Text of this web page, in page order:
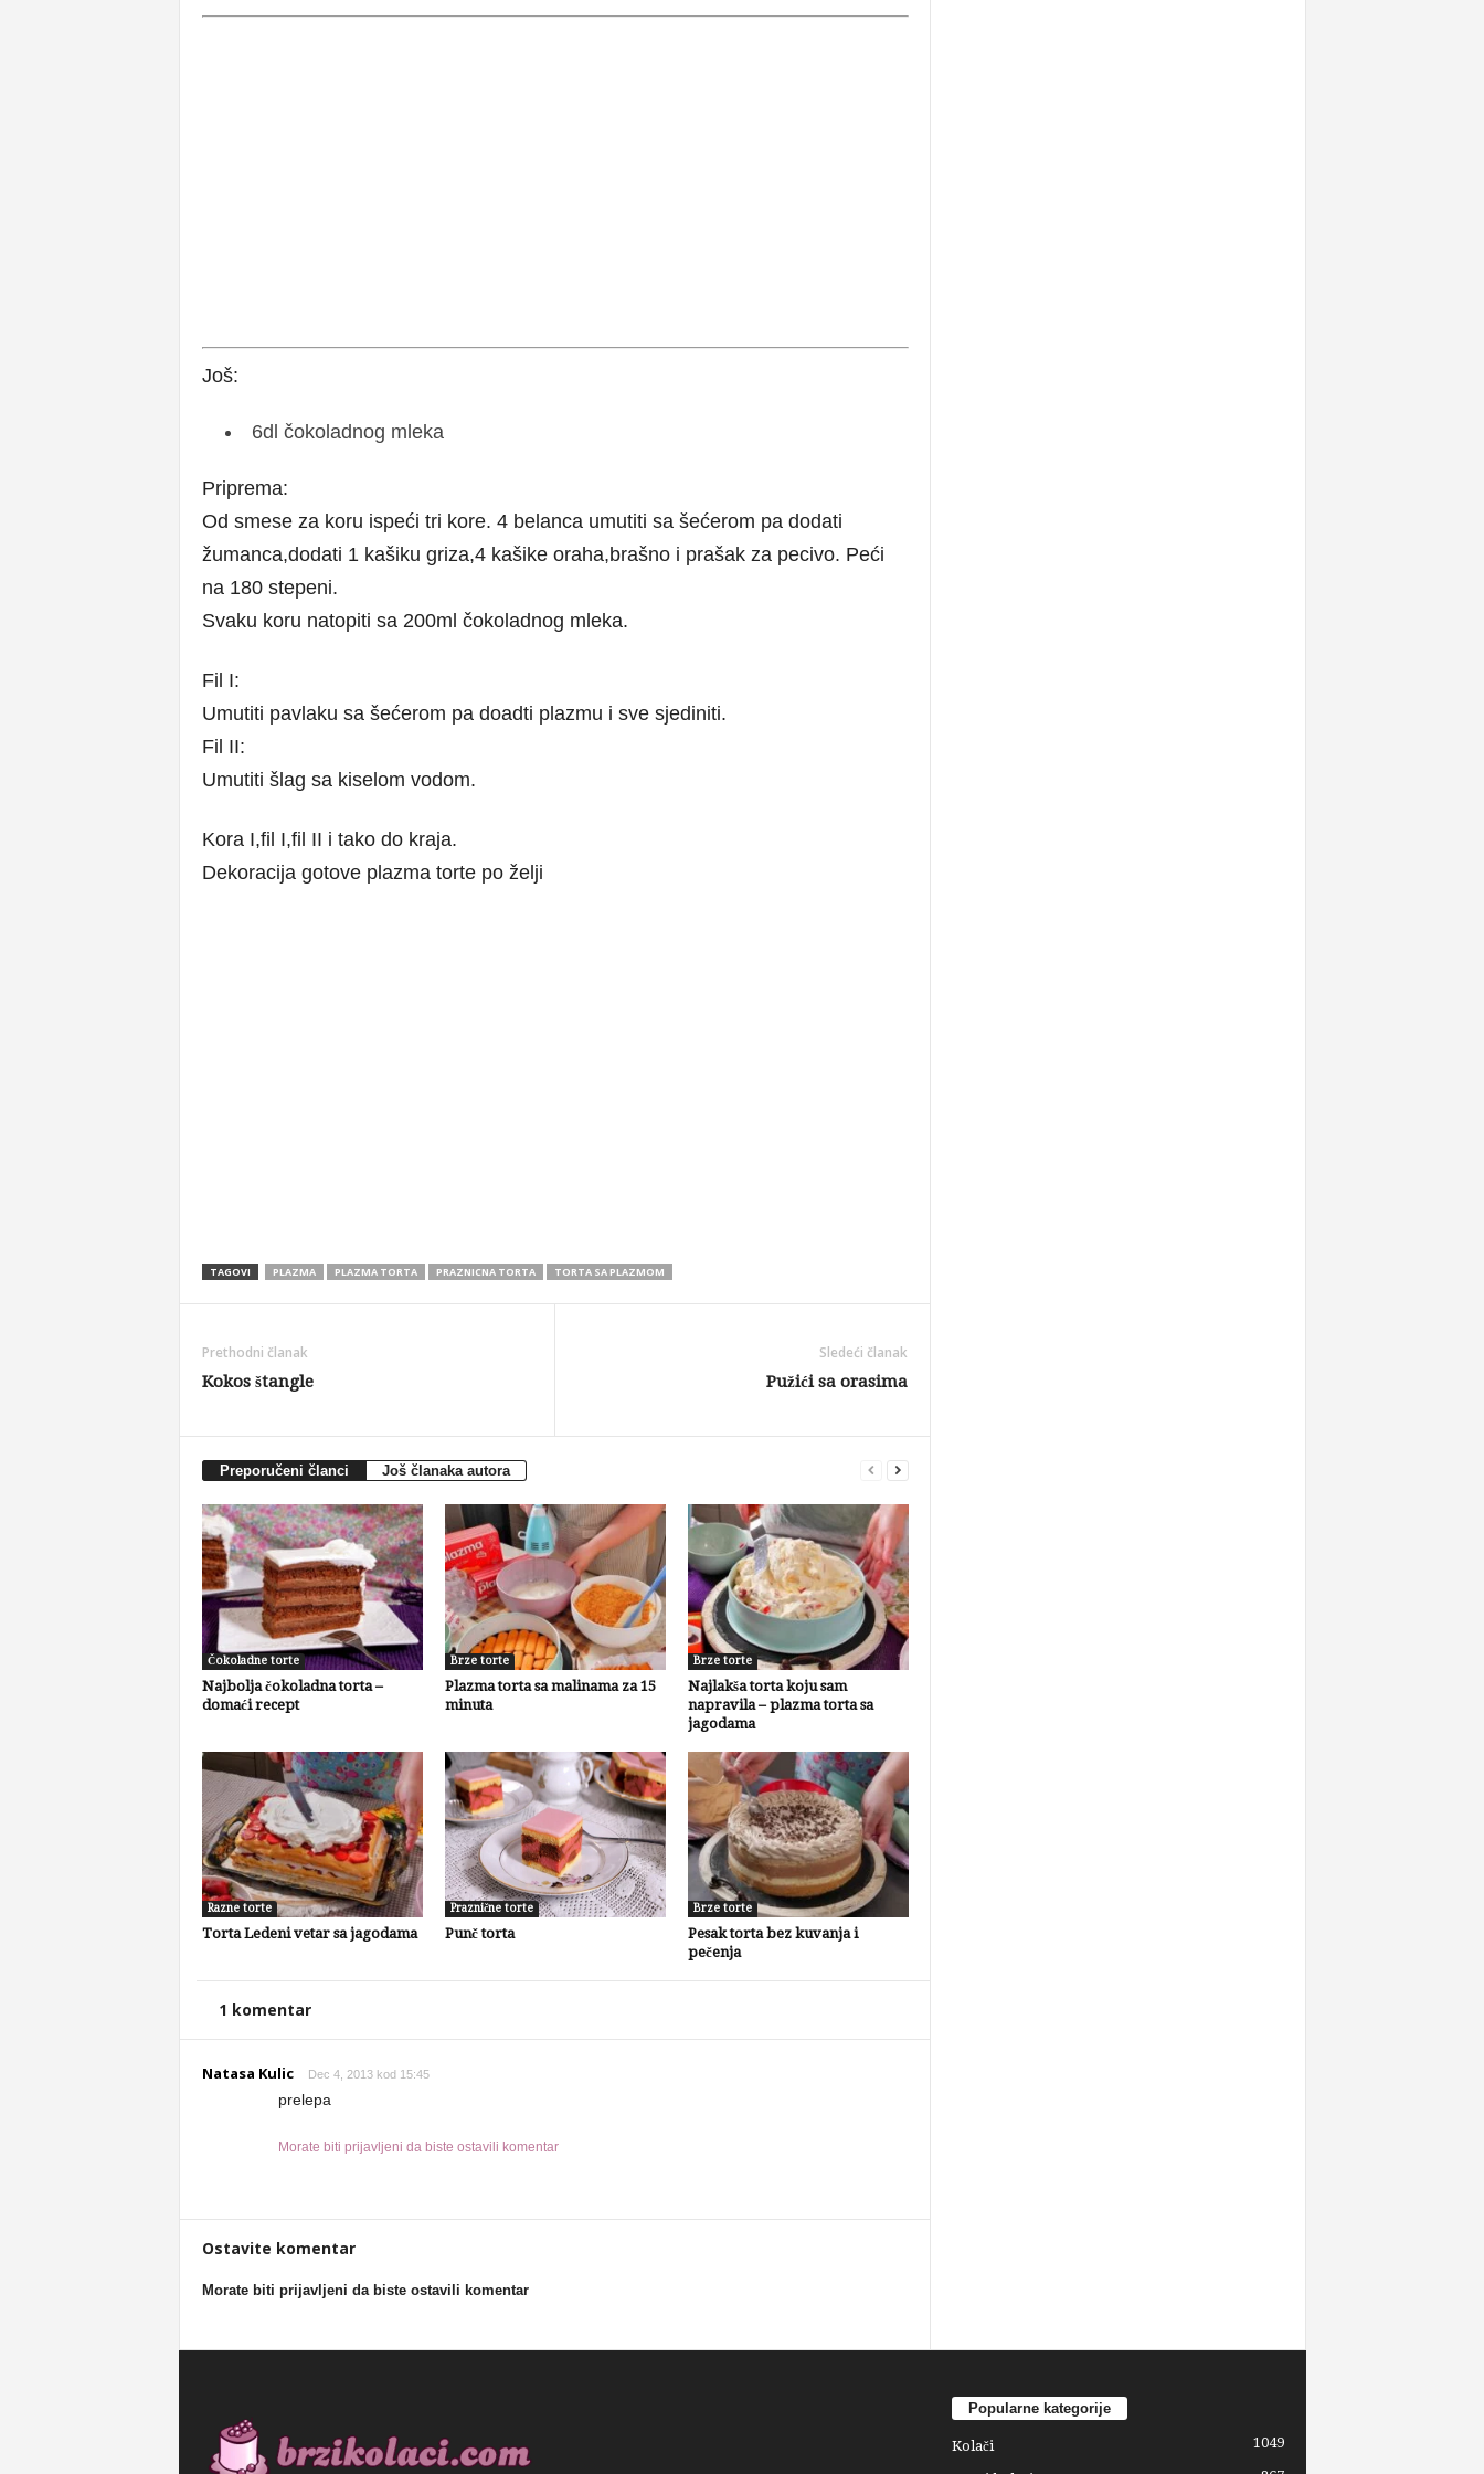
Još:
6dl čokoladnog mleka
Priprema:
Od smese za koru ispeći tri kore. 4 belanca umutiti sa šećerom pa dodati
žumanca,dodati 1 kašiku griza,4 kašike oraha,brašno i prašak za pecivo. Peći
na 180 stepeni.
Svaku koru natopiti sa 200ml čokoladnog mleka.
Fil I:
Umutiti pavlaku sa šećerom pa doadti plazmu i sve sjediniti.
Fil II:
Umutiti šlag sa kiselom vodom.
Kora I,fil I,fil II i tako do kraja.
Dekoracija gotove plazma torte po želji
TAGOVI PLAZMA PLAZMA TORTA PRAZNICNA TORTA TORTA SA PLAZMOM
Prethodni članak
Kokos štangle
Sledeći članak
Pužići sa orasima
Preporučeni članci Još članaka autora
Čokoladne torte
Najbolja čokoladna torta –
domaći recept
Brze torte
Plazma torta sa malinama za 15
minuta
Brze torte
Najlakša torta koju sam
napravila – plazma torta sa
jagodama
Razne torte
Torta Ledeni vetar sa jagodama
Praznične torte
Punč torta
Brze torte
Pesak torta bez kuvanja i
pečenja
1 komentar
Natasa Kulic Dec 4, 2013 kod 15:45
prelepa
Morate biti prijavljeni da biste ostavili komentar
Ostavite komentar
Morate biti prijavljeni da biste ostavili komentar
Popularne kategorije
Kolači 1049